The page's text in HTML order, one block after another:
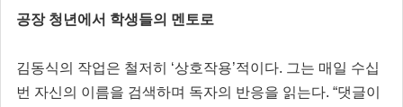
공장 청년에서 학생들의 멘토로
김동식의 작업은 철저히 ‘상호작용’적이다. 그는 매일 수십
번 자신의 이름을 검색하며 독자의 반응을 읽는다. “댓글이